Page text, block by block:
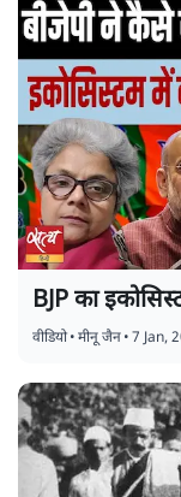
BJP का
वीडियो•मीनू जैन•7 Jan,